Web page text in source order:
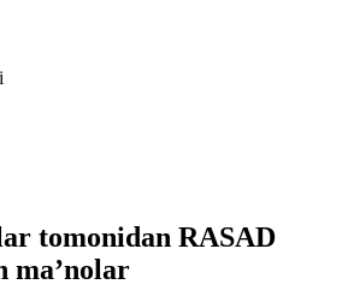
tomonidan RASAD
ma’nolar